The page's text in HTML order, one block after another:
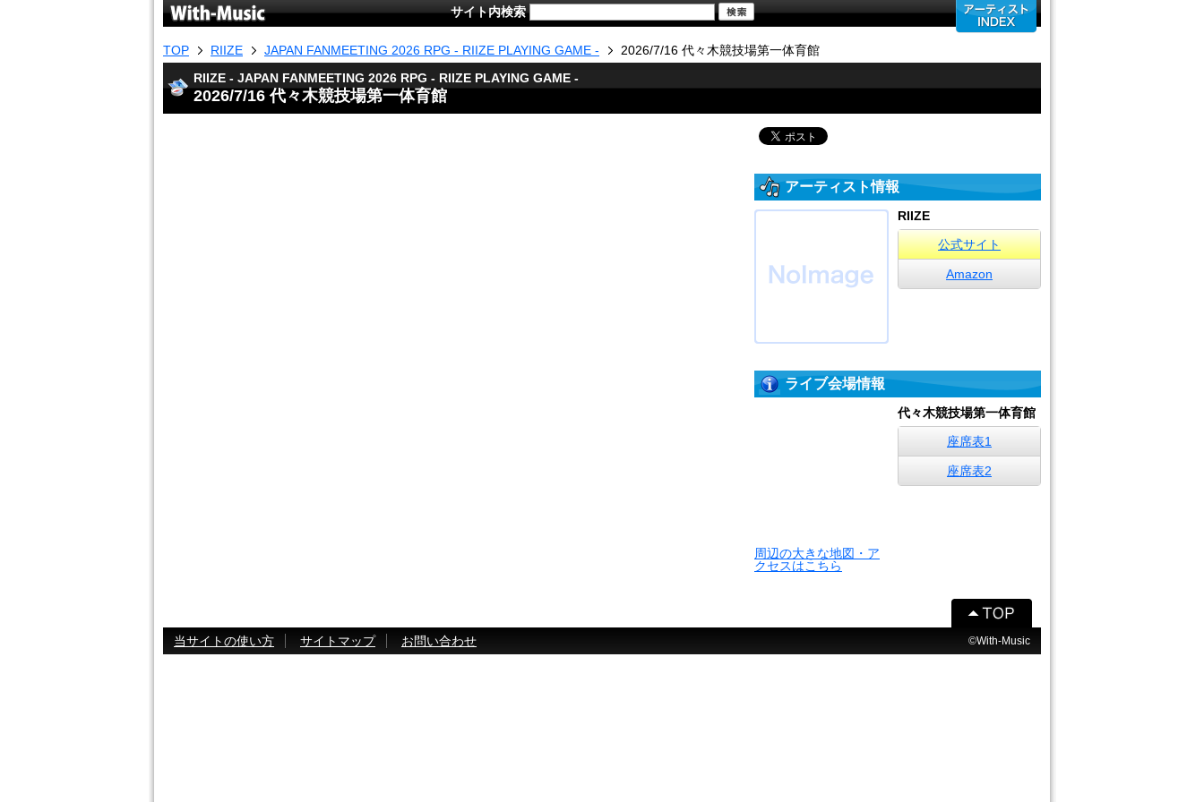
サイト内検索
TOP RIIZE JAPAN FANMEETING 2026 RPG - RIIZE PLAYING GAME -
2026/7/16 代々木競技場第一体育館
RIIZE - JAPAN FANMEETING 2026 RPG - RIIZE PLAYING GAME -
2026/7/16 代々木競技場第一体育館
アーティスト情報
RIIZE
公式サイト
Amazon
ライブ会場情報
周辺の大きな地図・ア
クセスはこちら
代々木競技場第一体育館
座席表1
座席表2
当サイトの使い方 サイトマップ お問い合わせ ©With-Music